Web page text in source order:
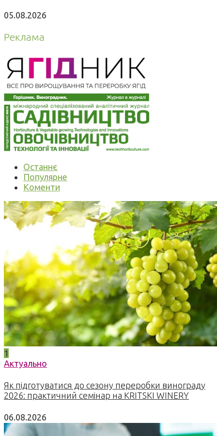
05.08.2026
Реклама
Останнє
Популярне
Коменти
1
Актуально
Як підготуватися до сезону переробки винограду
2026: практичний семінар на KRITSKI WINERY
06.08.2026